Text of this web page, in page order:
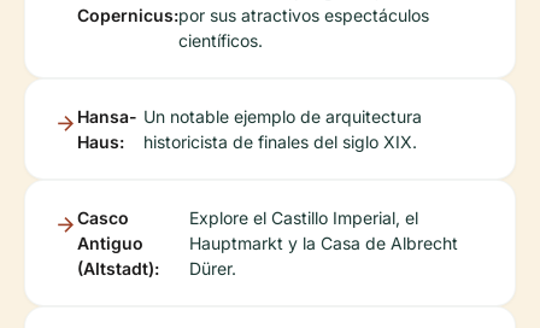
Copernicus:por sus atractivos espectáculos
científicos.
Hansa-
Haus:
Un notable ejemplo de arquitectura
historicista de finales del siglo XIX.
Casco
Antiguo
(Altstadt):
Explore el Castillo Imperial, el
Hauptmarkt y la Casa de Albrecht
Dürer.